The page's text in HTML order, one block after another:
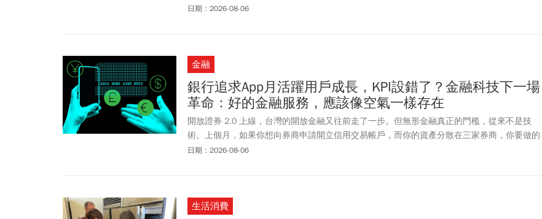
交易所特別鎖定具「未來發展性」產業、瞄準「願意且有能力改變」，具備關鍵核心技術、創
綠能環保（聚恆-創、成信實業-創），以及汽車工業（巨鎧精密-創）產業等14項前瞻產業的產
業研究報告，讓投資大眾可以輕鬆取得專業、客觀、完整的資訊，以利投資前瞻企業。
日期：2026-08-06
金融
銀行追求App月活躍用戶成長，KPI設錯了？金融科技下一場
革命：好的金融服務，應該像空氣一樣存在
開放證券 2.0 上線，台灣的開放金融又往前走了一步。但無形金融真正的門檻，從來不是技
術。上個月，如果你想向券商申請開立信用交易帳戶，而你的資產分散在三家券商，你要做的
事情是：分別登入三個 App、下載三份對帳單，印出來或截圖，再送到受理的那一家。
日期：2026-08-06
生活消費